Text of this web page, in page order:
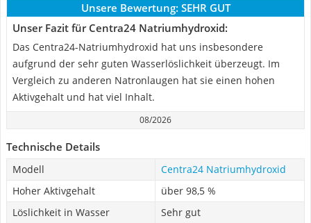
Unsere Bewertung: SEHR GUT
Unser Fazit für Centra24 Natriumhydroxid:
Das Centra24-Natriumhydroxid hat uns insbesondere
aufgrund der sehr guten Wasserlöslichkeit überzeugt. Im
Vergleich zu anderen Natronlaugen hat sie einen hohen
Aktivgehalt und hat viel Inhalt.
08/2026
Technische Details
Modell
Centra24 Natriumhydroxid
Hoher Aktivgehalt
über 98,5 %
Löslichkeit in Wasser
Sehr gut